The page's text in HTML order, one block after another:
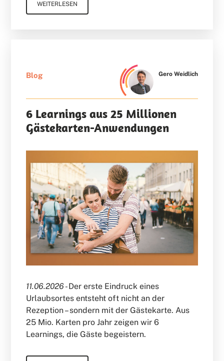
WEITERLESEN
Blog Gero Weidlich
6 Learnings aus 25 Millionen
Gästekarten-Anwendungen
11.06.2026 -Der erste Eindruck eines
Urlaubsortes entsteht oft nicht an der
Rezeption – sondern mit der Gästekarte. Aus
25 Mio. Karten pro Jahr zeigen wir 6
Learnings, die Gäste begeistern.